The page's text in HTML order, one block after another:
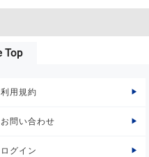
Top
利用規約
お問い合わせ
ログイン